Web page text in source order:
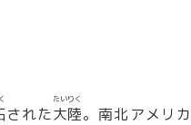
された大陸
たいりく
。南北アメリカ